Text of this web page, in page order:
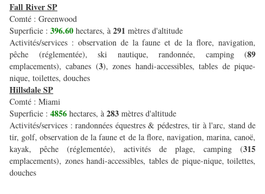
Fall River SP
Comté : Greenwood
Superficie : 396.60 hectares, à 291 mètres d'altitude
Activités/services : observation de la faune et de la flore, navigation,
pêche (réglementée), ski nautique, randonnée, camping (89
emplacements), cabanes (3), zones handi-accessibles, tables de pique-
nique, toilettes, douches
Hillsdale SP
Comté : Miami
Superficie : 4856 hectares, à 283 mètres d'altitude
Activités/services : randonnées équestres & pédestres, tir à l'arc, stand de
tir, golf, observation de la faune et de la flore, navigation, marina, canoë,
kayak, pêche (réglementée), activités de plage, camping (315
emplacements), zones handi-accessibles, tables de pique-nique, toilettes,
douches